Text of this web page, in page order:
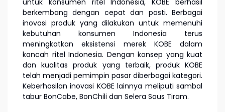
untuk konsumen ritel Indonesia, KOBE berhasil
berkembang dengan cepat dan pasti. Berbagai
inovasi produk yang dilakukan untuk memenuhi
kebutuhan konsumen Indonesia terus
meningkatkan eksistensi merek KOBE dalam
kancah ritel Indonesia. Dengan konsep yang kuat
dan kualitas produk yang terbaik, produk KOBE
telah menjadi pemimpin pasar diberbagai kategori.
Keberhasilan inovasi KOBE lainnya meliputi sambal
tabur BonCabe, BonChili dan Selera Saus Tiram.